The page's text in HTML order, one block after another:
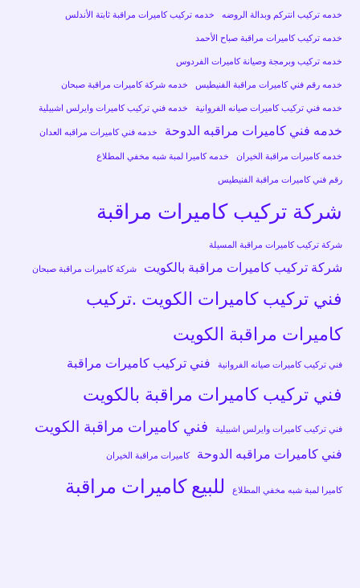
خدمه تركيب انتركم وبدالة الروضه خدمه تركيب كاميرات مراقبة ثابتة الأندلس
خدمه تركيب كاميرات مراقبة صباح الأحمد
خدمه تركيب وبرمجة وصيانة كاميرات الفردوس
خدمه رقم فني كاميرات مراقبة الفنيطيس خدمه شركة كاميرات مراقبة صبحان
خدمه فني تركيب كاميرات صيانه الفروانية خدمه فني تركيب كاميرات وايرلس اشبيلية
خدمه فني كاميرات مراقبه الدوحة خدمه فني كاميرات مراقبه العدان
خدمه كاميرات مراقبة الخيران خدمه كاميرا لمبة شبه مخفي المطلاع
رقم فني كاميرات مراقبة الفنيطيس
شركة تركيب كاميرات مراقبة
شركة تركيب كاميرات مراقبة المسيلة
شركة تركيب كاميرات مراقبة بالكويت شركة كاميرات مراقبة صبحان
فني تركيب كاميرات الكويت .تركيب
كاميرات مراقبة الكويت
فني تركيب كاميرات صيانه الفروانية فني تركيب كاميرات مراقبة
فني تركيب كاميرات مراقبة بالكويت
فني تركيب كاميرات وايرلس اشبيلية فني كاميرات مراقبة الكويت
فني كاميرات مراقبه الدوحة كاميرات مراقبة الخيران
كاميرا لمبة شبه مخفي المطلاع للبيع كاميرات مراقبة